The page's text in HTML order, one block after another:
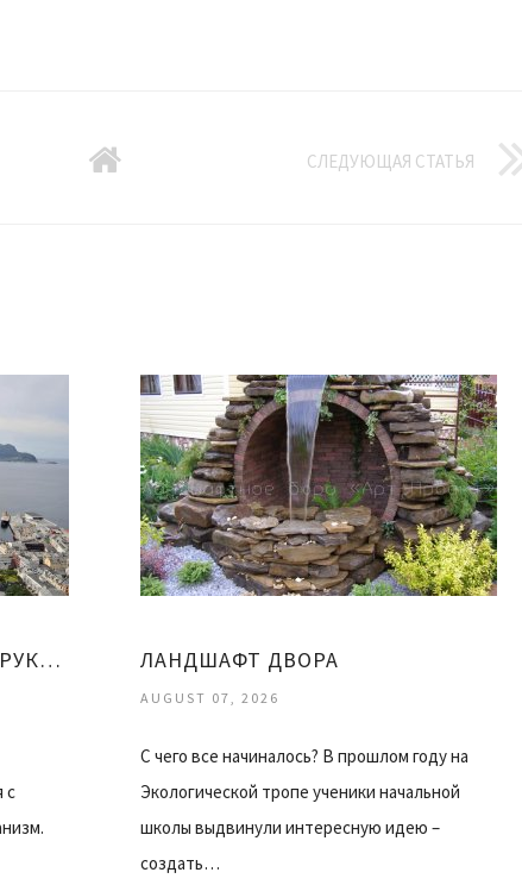
СЛЕДУЮЩАЯ СТАТЬЯ
ДАЧНЫЕ СОВЕТЫ СВОИМИ РУКАМИ
с
ЛАНДШАФТ ДВОРА
AUGUST 07, 2026
С чего все начиналось? В прошлом году на
Экологической тропе ученики начальной
школы выдвинули интересную идею –
создать…